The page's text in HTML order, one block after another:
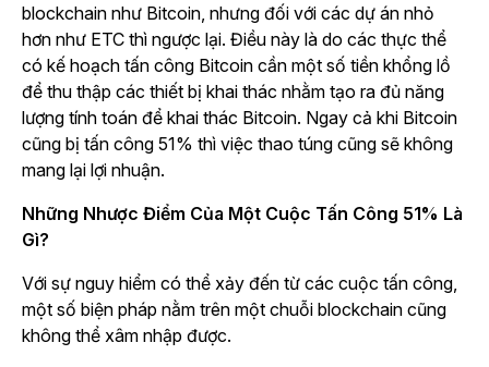
blockchain như Bitcoin, nhưng đối với các dự án nhỏ
hơn như ETC thì ngược lại. Điều này là do các thực thể
có kế hoạch tấn công Bitcoin cần một số tiền khổng lồ
để thu thập các thiết bị khai thác nhằm tạo ra đủ năng
lượng tính toán để khai thác Bitcoin. Ngay cả khi Bitcoin
cũng bị tấn công 51% thì việc thao túng cũng sẽ không
mang lại lợi nhuận.
Những Nhược Điểm Của Một Cuộc Tấn Công 51% Là
Gì?
Với sự nguy hiểm có thể xảy đến từ các cuộc tấn công,
một số biện pháp nằm trên một chuỗi blockchain cũng
không thể xâm nhập được.